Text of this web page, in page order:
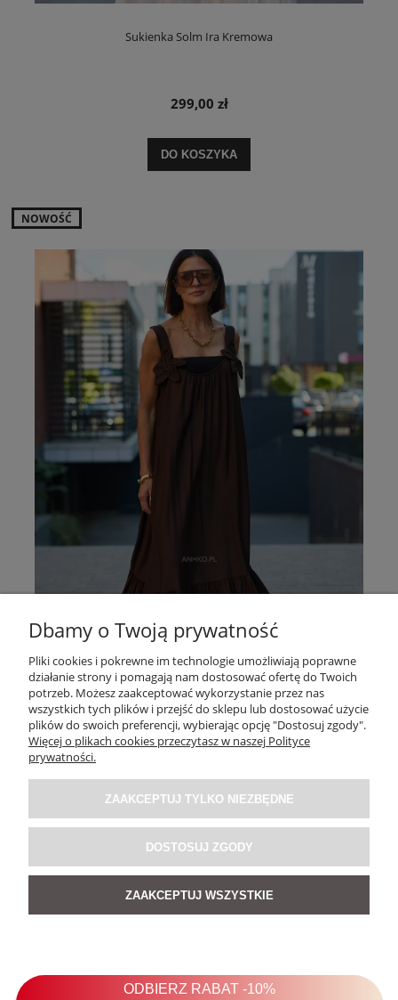
Sukienka Solm Ira Kremowa
299,00 zł
DO KOSZYKA
Sukienka Hav En Brązowa
NOWOŚĆ
Dbamy o Twoją prywatność
Pliki cookies i pokrewne im technologie umożliwiają poprawne
działanie strony i pomagają nam dostosować ofertę do Twoich
potrzeb. Możesz zaakceptować wykorzystanie przez nas
wszystkich tych plików i przejść do sklepu lub dostosować użycie
plików do swoich preferencji, wybierając opcję "Dostosuj zgody".
Więcej o plikach cookies przeczytasz w naszej Polityce
prywatności.
ZAAKCEPTUJ TYLKO NIEZBĘDNE
DOSTOSUJ ZGODY
ZAAKCEPTUJ WSZYSTKIE